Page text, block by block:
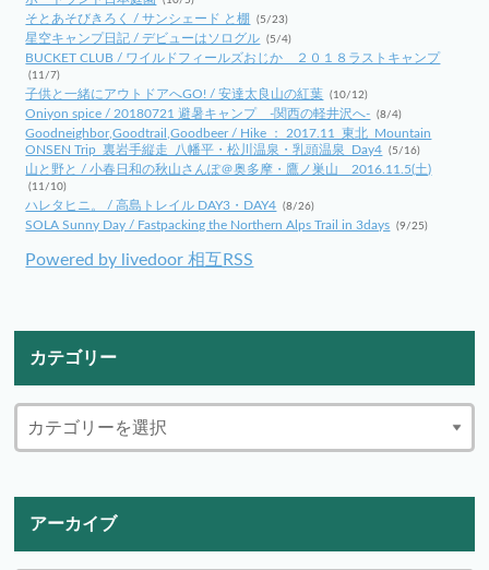
そとあそびきろく / サンシェード と棚 (5/23)
星空キャンプ日記 / デビューはソログル (5/4)
BUCKET CLUB / ワイルドフィールズおじか ２０１８ラストキャンプ
(11/7)
子供と一緒にアウトドアへGO! / 安達太良山の紅葉 (10/12)
Oniyon spice / 20180721 避暑キャンプ -関西の軽井沢へ- (8/4)
Goodneighbor,Goodtrail,Goodbeer / Hike ： 2017.11_東北_Mountain
ONSEN Trip_裏岩手縦走_八幡平・松川温泉・乳頭温泉_Day4 (5/16)
山と野と / 小春日和の秋山さんぽ＠奥多摩・鷹ノ巣山 2016.11.5(土)
(11/10)
ハレタヒニ。 / 高島トレイル DAY3・DAY4 (8/26)
SOLA Sunny Day / Fastpacking the Northern Alps Trail in 3days (9/25)
Powered by livedoor 相互RSS
カテゴリー
アーカイブ